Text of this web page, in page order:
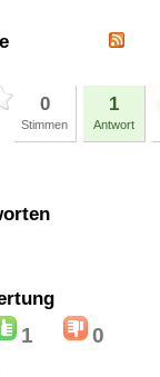
0
Stimmen
1
Antwort
1 0